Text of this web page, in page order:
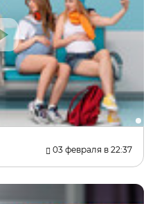
03 февраля в 22:37